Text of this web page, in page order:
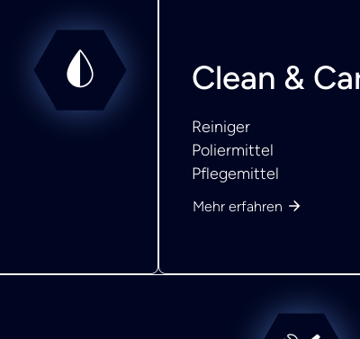
Clean &
Reiniger
Poliermittel
Pflegemittel
Mehr erfahren